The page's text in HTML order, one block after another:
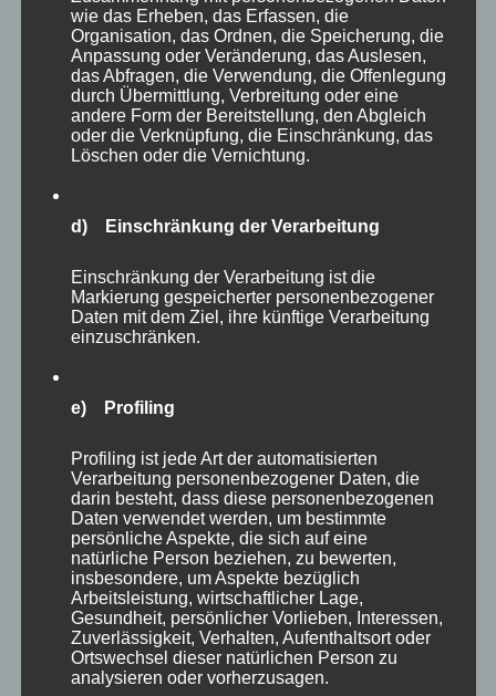
wichtiger als meine Familie.“ Er zeigte uns
allen seine Prioritäten im Leben und was für
ihn wirklich zählt. Ich glaube, es waren u.a.
auch diese Interviews, die ihn zu einem der
absoluten Sympathieträger im Darts bei den
haben.
Michael Smith wusste wahrscheinlich selbst
am besten, dass er sein Bühnenverhalten
ändern musste, wenn er noch erfolgreicher
sein wollte. Wie er es gemacht hat, wird sein
Geheimnis bleiben, aber ab Jahresbeginn 2023
Wir konnten noch manchmal erahnen, wie
unzufrieden er wohl gerade mit seinem
eigenen Spiel war, gezeigt hat er es fast nicht
mehr. Er blieb stets cool, vertraute auf seine
Fähigkeiten, er schimpfte nicht mehr und
wurde besser und besser. Schnell sprachen die
Experten vom „neuen Bully Boy“. Er konnte
plötzlich akzeptieren, dass auch er nicht immer
wie das Erheben, das Erfassen, die
Organisation, das Ordnen, die Speicherung, die
Anpassung oder Veränderung, das Auslesen,
das Abfragen, die Verwendung, die Offenlegung
durch Übermittlung, Verbreitung oder eine
andere Form der Bereitstellung, den Abgleich
oder die Verknüpfung, die Einschränkung, das
Löschen oder die Vernichtung.
d) Einschränkung der Verarbeitung
Einschränkung der Verarbeitung ist die
Markierung gespeicherter personenbezogener
Daten mit dem Ziel, ihre künftige Verarbeitung
einzuschränken.
e) Profiling
Profiling ist jede Art der automatisierten
Verarbeitung personenbezogener Daten, die
darin besteht, dass diese personenbezogenen
Daten verwendet werden, um bestimmte
persönliche Aspekte, die sich auf eine
natürliche Person beziehen, zu bewerten,
insbesondere, um Aspekte bezüglich
Arbeitsleistung, wirtschaftlicher Lage,
Gesundheit, persönlicher Vorlieben, Interessen,
Zuverlässigkeit, Verhalten, Aufenthaltsort oder
Ortswechsel dieser natürlichen Person zu
analysieren oder vorherzusagen.